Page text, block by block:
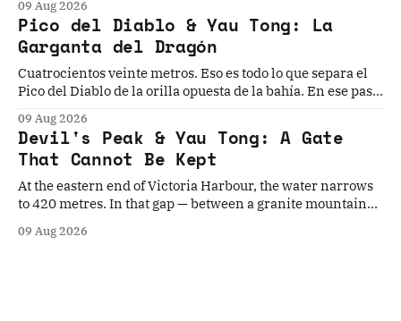
cru pouvoir s'établir durablement. Aucune n'y est
parvenue.
09 Aug 2026
Pico del Diablo & Yau Tong: La
Garganta del Dragón
Cuatrocientos veinte metros. Eso es todo lo que separa el
Pico del Diablo de la orilla opuesta de la bahía. En ese paso
dinastía, el Imperio Británico instaló el último torpedo
guiado del mundo...
09 Aug 2026
Devil's Peak & Yau Tong: A Gate
That Cannot Be Kept
At the eastern end of Victoria Harbour, the water narrows
to 420 metres. In that gap — between a granite mountain
contain the world's last Brennan torpedo
09 Aug 2026